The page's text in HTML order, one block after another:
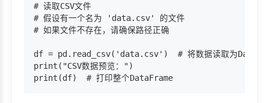
# 读取CSV文件
# 假设有一个名为 'data.csv' 的文件
# 如果文件不存在，请确保路径正确
df = pd.read_csv('data.csv')  # 将数据读取为
print("CSV数据预览：")